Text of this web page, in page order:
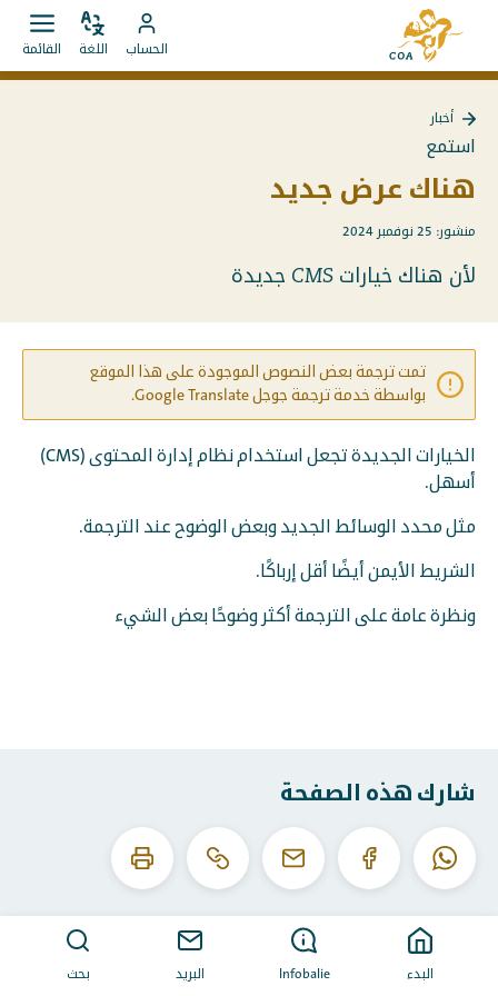
الانتقال
مباشرة
إلى
إلى
الصفحة
الرئيسية
MyCOA
انتقل
إلى
الحساب
ضبط
اللغة القائمة
البدء Infobalie البريد بحث
أخبار
استمع
هناك عرض جديد
منشور: 25 نوفمبر 2024
لأن هناك خيارات CMS جديدة
تمت ترجمة بعض النصوص الموجودة على هذا الموقع
بواسطة خدمة ترجمة جوجل Google Translate.
الخيارات الجديدة تجعل استخدام نظام إدارة المحتوى (CMS)
أسهل.
مثل محدد الوسائط الجديد وبعض الوضوح عند الترجمة.
الشريط الأيمن أيضًا أقل إرباكًا.
ونظرة عامة على الترجمة أكثر وضوحًا بعض الشيء
شارك هذه الصفحة
الواتساب الفيسبوكالبريد
انسخ
عنوان
هذا
اطبع
هذه